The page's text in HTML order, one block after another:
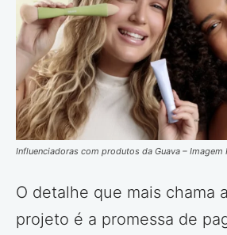
Influenciadoras com produtos da Guava – Imagem
O detalhe que mais chama
projeto é a promessa de